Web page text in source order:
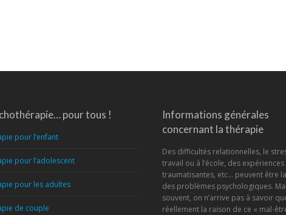
pour tous !
pour l’enfant
pour l’adolescent
pour les adultes
de couple
Informations générales
concernant la thérapie
Des difficultés relationnelles, le
travail ou à l’école, des expériences
traumatisantes, etc… peuvent être
des problèmes psychologiques.
souvent, on n’arrive pas à savoir
réellement la raison de ce « mal-